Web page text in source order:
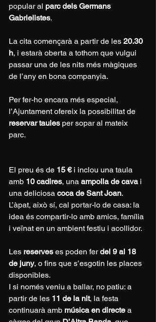
popular al parc dels Germans
Gabrielistes.
La cita començarà a partir de les 20.30
h, i estarà oberta a tothom que vulgui
passar una de les nits més màgiques
de l’any en bona companyia.
Per fer-ho encara més especial,
l’Ajuntament ofereix la possibilitat de
reservar taules per sopar al mateix
parc.
El preu és de 15 € i inclou una taula
amb 10 cadires, una ampolla de cava i
una deliciosa coca de Sant Joan.
L’àpat, això sí, cal portar-lo de casa: la
idea és compartir-lo amb amics, família
i veïnat en un ambient festiu i acollidor.
Les reserves es poden fer del 9 al 18
de juny, o fins que s’esgotin les places
disponibles.
I si només veniu a ballar, no patiu: a
partir de les 11 de la nit, la festa
continuarà amb música en directe a